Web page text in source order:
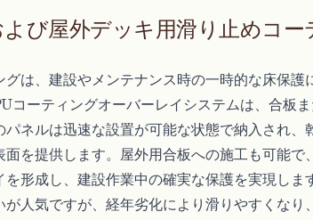
び屋外デッキ用滑り止めコー
は、建設やメンテナンス時の一時的な床保護
コーティングオーバーレイシステムは、合板
パネルは迅速な設置が可能な状態で納入され、
を提供します。屋外用合板への施工も可能で
形成し、建設作業中の確実な保護を実現しま
人気ですが、経年劣化により滑りやすくなり